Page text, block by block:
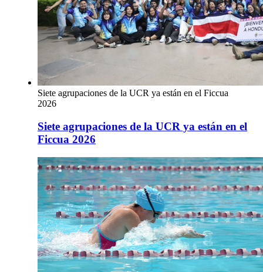
Siete agrupaciones de la UCR ya están en el Ficcua
2026
Siete agrupaciones de la UCR ya están en el
Ficcua 2026